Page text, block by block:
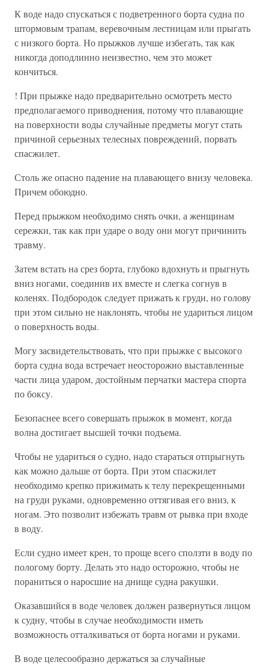
К воде надо спускаться с подветренного борта судна по
штормовым трапам, веревочным лестницам или прыгать
с низкого борта. Но прыжков лучше избегать, так как
никогда доподлинно неизвестно, чем это может
кончиться.
! При прыжке надо предварительно осмотреть место
предполагаемого приводнения, потому что плавающие
на поверхности воды случайные предметы могут стать
причиной серьезных телесных повреждений, порвать
спасжилет.
Столь же опасно падение на плавающего внизу человека.
Причем обоюдно.
Перед прыжком необходимо снять очки, а женщинам
сережки, так как при ударе о воду они могут причинить
травму.
Затем встать на срез борта, глубоко вдохнуть и прыгнуть
вниз ногами, соединив их вместе и слегка согнув в
коленях. Подбородок следует прижать к груди, но голову
при этом сильно не наклонять, чтобы не удариться лицом
о поверхность воды.
Могу засвидетельствовать, что при прыжке с высокого
борта судна вода встречает неосторожно выставленные
части лица ударом, достойным перчатки мастера спорта
по боксу.
Безопаснее всего совершать прыжок в момент, когда
волна достигает высшей точки подъема.
Чтобы не удариться о судно, надо стараться отпрыгнуть
как можно дальше от борта. При этом спасжилет
необходимо крепко прижимать к телу перекрещенными
на груди руками, одновременно оттягивая его вниз, к
ногам. Это позволит избежать травм от рывка при входе
в воду.
Если судно имеет крен, то проще всего сползти в воду по
пологому борту. Делать это надо осторожно, чтобы не
пораниться о наросшие на днище судна ракушки.
Оказавшийся в воде человек должен развернуться лицом
к судну, чтобы в случае необходимости иметь
возможность отталкиваться от борта ногами и руками.
В воде целесообразно держаться за случайные